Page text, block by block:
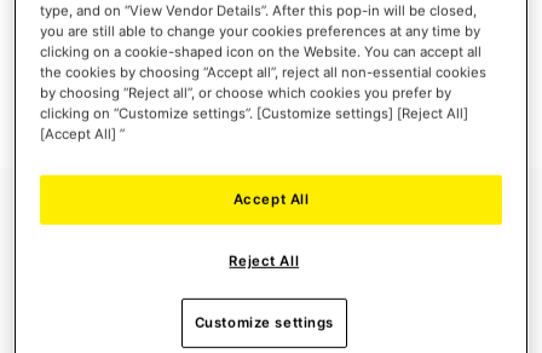
Het aanmaken van een account heeft vele voordelen: sneller afhandelen, meer dan
één adres registreren, volgen van bestellingen en meer.
ACCOUNT AANMAKEN
type, and on “View Vendor Details”. After this pop-in will be closed,
you are still able to change your cookies preferences at any time by
clicking on a cookie-shaped icon on the Website. You can accept all
the cookies by choosing “Accept all”, reject all non-essential cookies
by choosing “Reject all”, or choose which cookies you prefer by
clicking on “Customize settings”. [Customize settings] [Reject All]
[Accept All] ”
Reject All
Accept All
Customize settings